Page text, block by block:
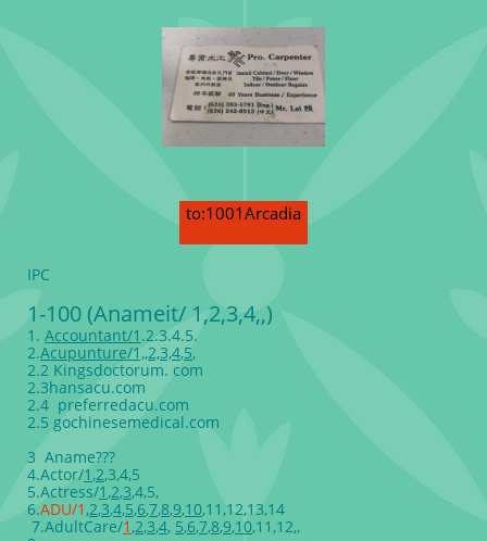
to:1001Arcadia
IPC
1-100 (Anameit/ 1,2,3,4,,)
1. Accountant/1 .2.3.4.5.
2.Acupunture/1,,2,3,4,5,
2.2 Kingsdoctorum. com
2.3hansacu.com
2.4 preferredacu.com
2.5 gochinesemedical.com
3 Aname???
4.Actor/1 ,2,3,4,5
5.Actress/1 ,2,3,4,5,
6.ADU/1 ,2,3,4,5,6,7,8,9,10,11,12,13,14
7.AdultCare/1 ,2,3,4, 5,6,7,8,9,10,11,12,,